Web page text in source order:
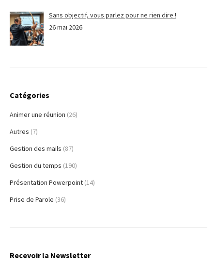
Sans objectif, vous parlez pour ne rien dire !
26 mai 2026
Catégories
Animer une réunion (26)
Autres (7)
Gestion des mails (87)
Gestion du temps (190)
Présentation Powerpoint (14)
Prise de Parole (36)
Recevoir la Newsletter